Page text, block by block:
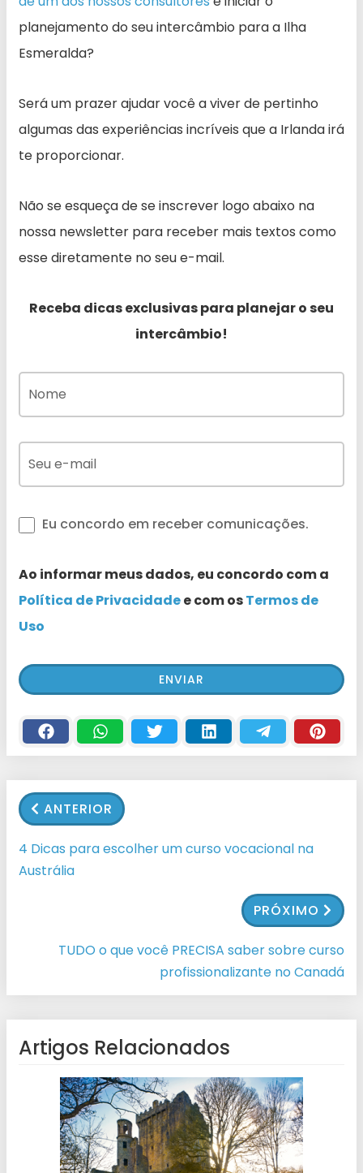
planejamento do seu intercâmbio para a Ilha
Esmeralda?
Será um prazer ajudar você a viver de pertinho
algumas das experiências incríveis que a Irlanda irá
te proporcionar.
Não se esqueça de se inscrever logo abaixo na
nossa newsletter para receber mais textos como
esse diretamente no seu e-mail.
Receba dicas exclusivas para planejar o seu
intercâmbio!
Eu concordo em receber comunicações.
Ao informar meus dados, eu concordo com a
Política de Privacidadee com osTermos de
Uso
ANTERIOR
4 Dicas para escolher um curso vocacional na
Austrália
PRÓXIMO
TUDO o que você PRECISA saber sobre curso
profissionalizante no Canadá
Artigos Relacionados